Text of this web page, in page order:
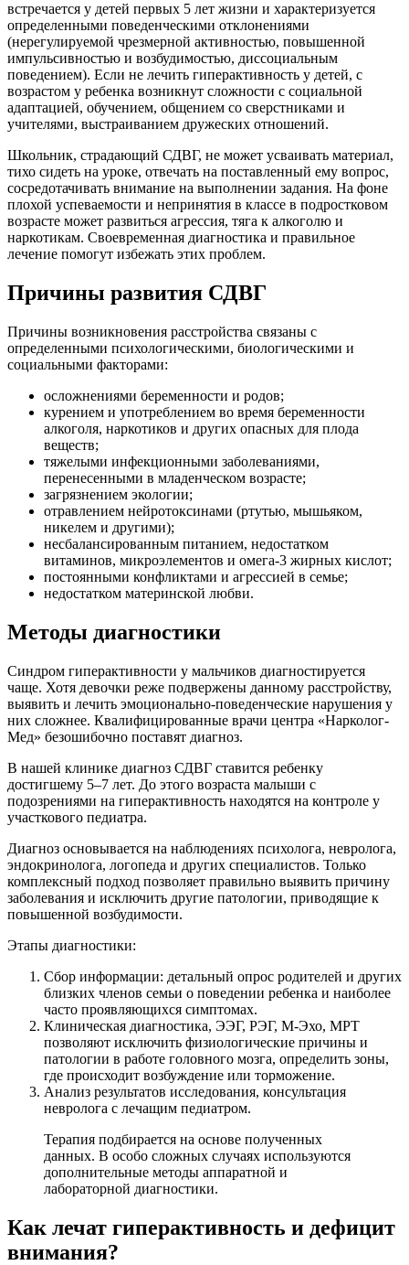
встречается у детей первых 5 лет жизни и характеризуется
определенными поведенческими отклонениями
(нерегулируемой чрезмерной активностью, повышенной
импульсивностью и возбудимостью, диссоциальным
поведением). Если не лечить гиперактивность у детей, с
возрастом у ребенка возникнут сложности с социальной
адаптацией, обучением, общением со сверстниками и
учителями, выстраиванием дружеских отношений.
Школьник, страдающий СДВГ, не может усваивать материал,
тихо сидеть на уроке, отвечать на поставленный ему вопрос,
сосредотачивать внимание на выполнении задания. На фоне
плохой успеваемости и непринятия в классе в подростковом
возрасте может развиться агрессия, тяга к алкоголю и
наркотикам. Своевременная диагностика и правильное
лечение помогут избежать этих проблем.
Причины развития СДВГ
Причины возникновения расстройства связаны с
определенными психологическими, биологическими и
социальными факторами:
осложнениями беременности и родов;
курением и употреблением во время беременности
алкоголя, наркотиков и других опасных для плода
веществ;
тяжелыми инфекционными заболеваниями,
перенесенными в младенческом возрасте;
загрязнением экологии;
отравлением нейротоксинами (ртутью, мышьяком,
никелем и другими);
несбалансированным питанием, недостатком
витаминов, микроэлементов и омега-3 жирных кислот;
постоянными конфликтами и агрессией в семье;
недостатком материнской любви.
Методы диагностики
Синдром гиперактивности у мальчиков диагностируется
чаще. Хотя девочки реже подвержены данному расстройству,
выявить и лечить эмоционально-поведенческие нарушения у
них сложнее. Квалифицированные врачи центра «Нарколог-
Мед» безошибочно поставят диагноз.
В нашей клинике диагноз СДВГ ставится ребенку
достигшему 5–7 лет. До этого возраста малыши с
подозрениями на гиперактивность находятся на контроле у
участкового педиатра.
Диагноз основывается на наблюдениях психолога, невролога,
эндокринолога, логопеда и других специалистов. Только
комплексный подход позволяет правильно выявить причину
заболевания и исключить другие патологии, приводящие к
повышенной возбудимости.
Этапы диагностики:
Сбор информации: детальный опрос родителей и других
близких членов семьи о поведении ребенка и наиболее
часто проявляющихся симптомах.
Клиническая диагностика, ЭЭГ, РЭГ, М-Эхо, МРТ
позволяют исключить физиологические причины и
патологии в работе головного мозга, определить зоны,
где происходит возбуждение или торможение.
Анализ результатов исследования, консультация
невролога с лечащим педиатром.
Терапия подбирается на основе полученных
данных. В особо сложных случаях используются
дополнительные методы аппаратной и
лабораторной диагностики.
Как лечат гиперактивность и дефицит
внимания?